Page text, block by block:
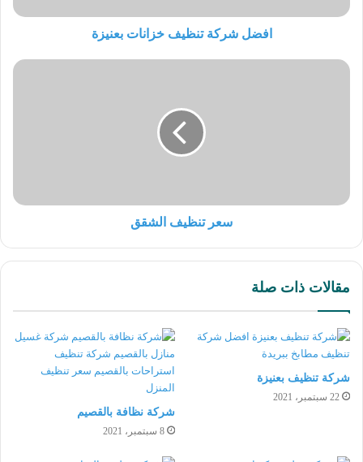
افضل شركة تنظيف خزانات بعنيزة
سعر تنظيف الشقق
مقالات ذات صلة
شركة تنظيف بعنيزة
22 سبتمبر، 2021
شركة نظافة بالقصيم
8 سبتمبر، 2021